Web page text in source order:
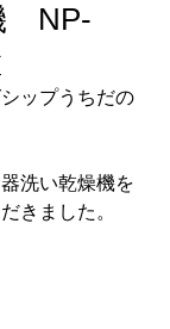
NP-
ップうちだの
洗い乾燥機を
きました。